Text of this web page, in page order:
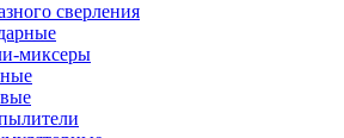
сверления
миксеры